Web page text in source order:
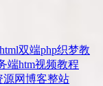
html双端php织梦教
端htm视频教程
源网博客整站